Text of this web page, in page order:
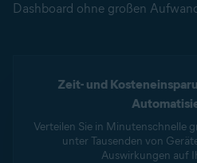
Dashboard ohne großen
Zeit- und
Verteilen Sie in Minutenschnelle
unter Tausenden von
Auswirkungen auf